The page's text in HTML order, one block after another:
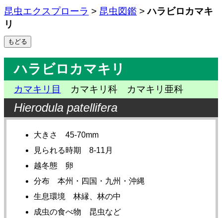
昆虫エクスプローラ > 昆虫図鑑 >ハラビロカマキ
リ
ハラビロカマキリ
カマキリ目 カマキリ科 カマキリ亜科
Hierodula patellifera
大きさ 45-70mm
見られる時期 8-11月
越冬態 卵
分布 本州・四国・九州・沖縄
生息環境 林縁、林の中
成虫の食べ物 昆虫など